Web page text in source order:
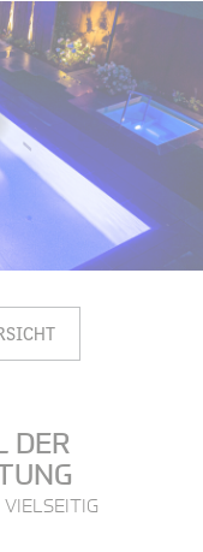
DER